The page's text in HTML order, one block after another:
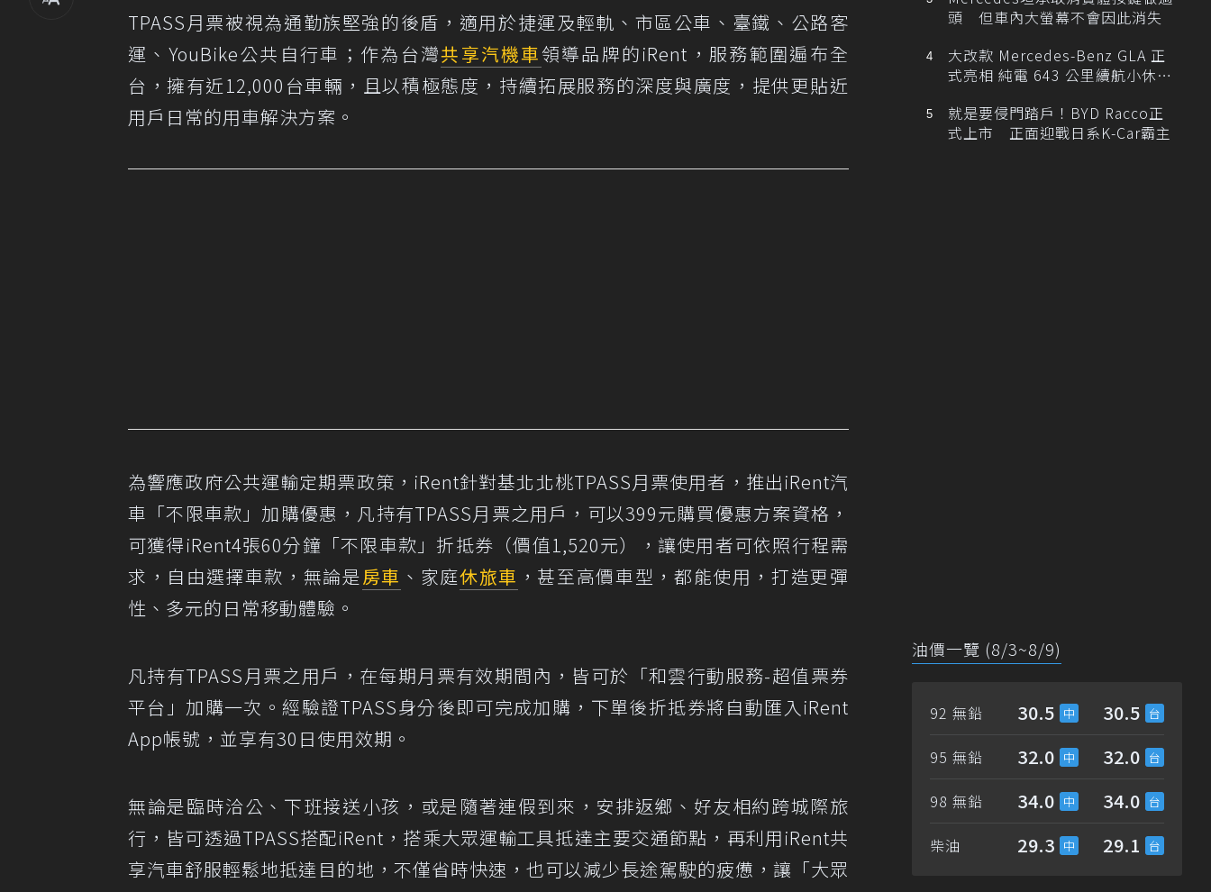
TPASS月票被視為通勤族堅強的後盾，適用於捷運及輕軌、市區公車、臺鐵、公路客
運、YouBike公共自行車；作為台灣共享汽機車領導品牌的iRent，服務範圍遍布全
台，擁有近12,000台車輛，且以積極態度，持續拓展服務的深度與廣度，提供更貼近
用戶日常的用車解決方案。
為響應政府公共運輸定期票政策，iRent針對基北北桃TPASS月票使用者，推出iRent汽
車「不限車款」加購優惠，凡持有TPASS月票之用戶，可以399元購買優惠方案資格，
可獲得iRent4張60分鐘「不限車款」折抵券（價值1,520元），讓使用者可依照行程需
求，自由選擇車款，無論是房車 、家庭休旅車 ，甚至高價車型，都能使用，打造更彈
性、多元的日常移動體驗。
凡持有TPASS月票之用戶，在每期月票有效期間內，皆可於「和雲行動服務-超值票券
平台」加購一次。經驗證TPASS身分後即可完成加購，下單後折抵券將自動匯入iRent
App帳號，並享有30日使用效期。
無論是臨時洽公、下班接送小孩，或是隨著連假到來，安排返鄉、好友相約跨城際旅
行，皆可透過TPASS搭配iRent，搭乘大眾運輸工具抵達主要交通節點，再利用iRent共
享汽車舒服輕鬆地抵達目的地，不僅省時快速，也可以減少長途駕駛的疲憊，讓「大眾
頭 但車內大螢幕不會因此消失
大改款 Mercedes-Benz GLA 正
式亮相 純電 643 公里續航小休
就是要侵門踏戶！BYD Racco正
式上市 正面迎戰日系K-Car霸主
油價一覽 (8/3~8/9)
92 無鉛 30.5 30.5
95 無鉛 32.0 32.0
98 無鉛 34.0 34.0
柴油 29.3 29.1